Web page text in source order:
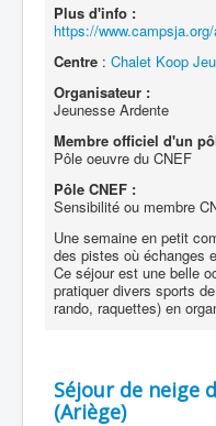
Plus d'info :
https://
Centre : Chalet Koop
Organisateur :
Jeunesse Ardente
Membre officiel d'un
Pôle oeuvre du CNEF
Pôle CNEF :
Sensibilité ou membre
Une semaine en petit
des pistes où échanges
Ce séjour est une belle
pratiquer divers sports
rando, raquettes) en
Séjour de neige
(Ariège)